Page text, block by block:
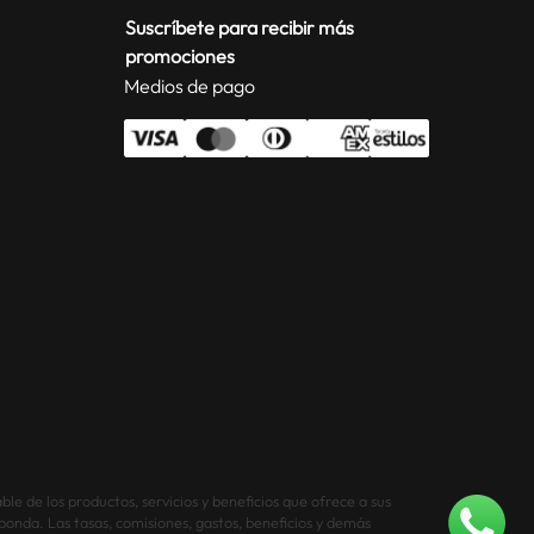
Suscríbete para recibir más
promociones
Medios de pago
de los productos, servicios y beneficios que ofrece a sus
Las tasas, comisiones, gastos, beneficios y demás